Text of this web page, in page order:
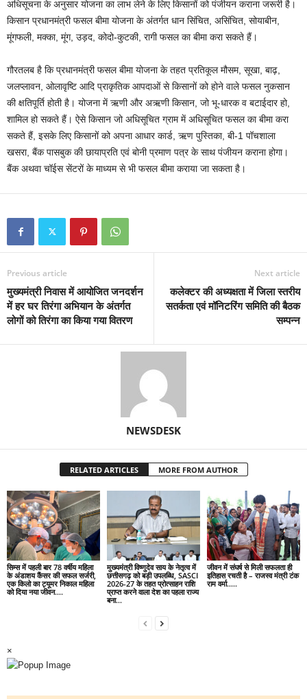
अधिसूचना के अनुसार योजना का लाभ लेने के लिए किसानों को पंजीयन कराना जरूरी है।
किसान प्रधानमंत्री फसल बीमा योजना के अंतर्गत धान सिंचित, असिंचित, सोयाबीन,
मूंगफली, मक्का, मूंग, उड़द, कोदो-कुटकी, रागी फसल का बीमा करा सकते हैं।
गौरतलब है कि प्रधानमंत्री फसल बीमा योजना के तहत प्रतिकूल मौसम, सूखा, बाढ़,
जलप्लावन, ओलावृष्टि आदि प्राकृतिक आपदाओं से किसानों को होने वाले फसल नुकसान
की क्षतिपूर्ति होती है। योजना में ऋणी और अऋणी किसान, जो भू-धारक व बटाईदार हो,
शामिल हो सकते हैं। ऐसे किसान जो अधिसूचित ग्राम में अधिसूचित फसल का बीमा करा
सकते हैं, इसके लिए किसानों को अपना आधार कार्ड, ऋण पुस्तिका, बी-1 पॉचशाला
खसरा, बैंक पासबुक की छायाप्रति एवं बोनी प्रमाण पत्र के साथ पंजीयन कराना होगा।
बैंक अथवा चॉईस सेंटरों के माध्यम से भी फसल बीमा कराया जा सकता है।
Previous article
मुख्यमंत्री निवास में आयोजित जनदर्शन
में हर घर तिरंगा अभियान के अंतर्गत
लोगों को तिरंगा का किया गया वितरण
Next article
कलेक्टर की अध्यक्षता में जिला स्तरीय
सतर्कता एवं मॉनिटरिंग समिति की बैठक
सम्पन्न
NEWSDESK
RELATED ARTICLES MORE FROM AUTHOR
सिम्स में पहली बार 78 वर्षीय महिला
के अंडाशय कैंसर की सफल सर्जरी,
एक किलो का ट्यूमर निकाल महिला
को दिया नया जीवन….
मुख्यमंत्री विष्णुदेव साय के नेतृत्व में
छत्तीसगढ़ को बड़ी उपलब्धि, SASCI
2026-27 के तहत प्रोत्साहन राशि
प्राप्त करने वाला देश का पहला राज्य
बना...
जीवन में संघर्ष से मिली सफलता ही
इतिहास रचती है – राजस्व मंत्री टंक
राम वर्मा…..
×